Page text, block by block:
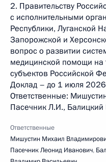
2. Правительству
с исполнительными
Республики, Луганской
Запорожской и
вопрос о развитии
медицинской помощи на
субъектов Российской
Доклад – до 1 июля 2026
Ответственные:
Пасечник Л.И.,
Ответственные
Мишустин Михаил
Пасечник Леонид Иванович,